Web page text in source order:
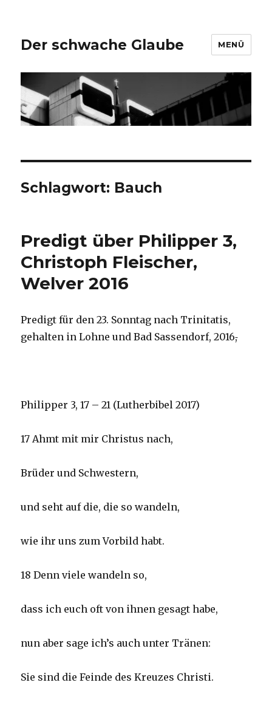
Der schwache Glaube MENÜ
Schlagwort: Bauch
Predigt über Philipper 3,
Christoph Fleischer,
Welver 2016
Predigt für den 23. Sonntag nach Trinitatis,
gehalten in Lohne und Bad Sassendorf, 2016,
Philipper 3, 17 – 21 (Lutherbibel 2017)
17 Ahmt mit mir Christus nach,
Brüder und Schwestern,
und seht auf die, die so wandeln,
wie ihr uns zum Vorbild habt.
18 Denn viele wandeln so,
dass ich euch oft von ihnen gesagt habe,
nun aber sage ich’s auch unter Tränen:
Sie sind die Feinde des Kreuzes Christi.